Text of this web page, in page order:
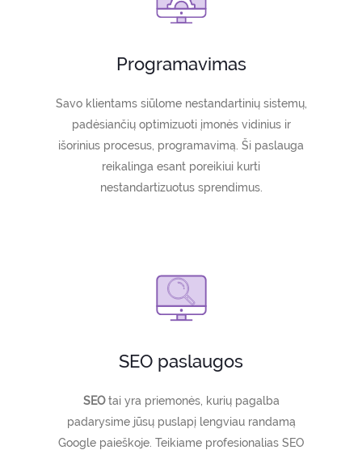
Programavimas
Savo klientams siūlome nestandartinių sistemų,
padėsiančių optimizuoti įmonės vidinius ir
išorinius procesus, programavimą. Ši paslauga
reikalinga esant poreikiui kurti
nestandartizuotus sprendimus.
SEO paslaugos
SEOtai yra priemonės, kurių pagalba
padarysime jūsų puslapį lengviau randamą
Google paieškoje. Teikiame profesionalias SEO